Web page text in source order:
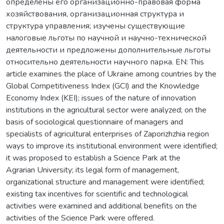
хозяйствования, организационная структура и
структура управления; изучены существующие
налоговые льготы по научной и научно-технической
деятельности и предложены дополнительные льготы
относительно деятельности научного парка. EN: This
article examines the place of Ukraine among countries by the
Global Competitiveness Index (GCI) and the Knowledge
Economy Index (KEI); issues of the nature of innovation
institutions in the agricultural sector were analyzed; on the
basis of sociological questionnaire of managers and
specialists of agricultural enterprises of Zaporizhzhia region
ways to improve its institutional environment were identified;
it was proposed to establish a Science Park at the
Agrarian University; its legal form of management,
organizational structure and management were identified;
existing tax incentives for scientific and technological
activities were examined and additional benefits on the
activities of the Science Park were offered.